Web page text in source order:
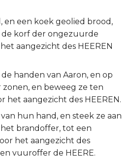
en een koek geolied brood,
de korf der ongezuurde
aangezicht des HEEREN
handen van Aaron, en op
en beweeg ze ten
het aangezicht des HEEREN.
hun hand, en steek ze aan
brandoffer, tot een
het aangezicht des
vuuroffer de HEERE.